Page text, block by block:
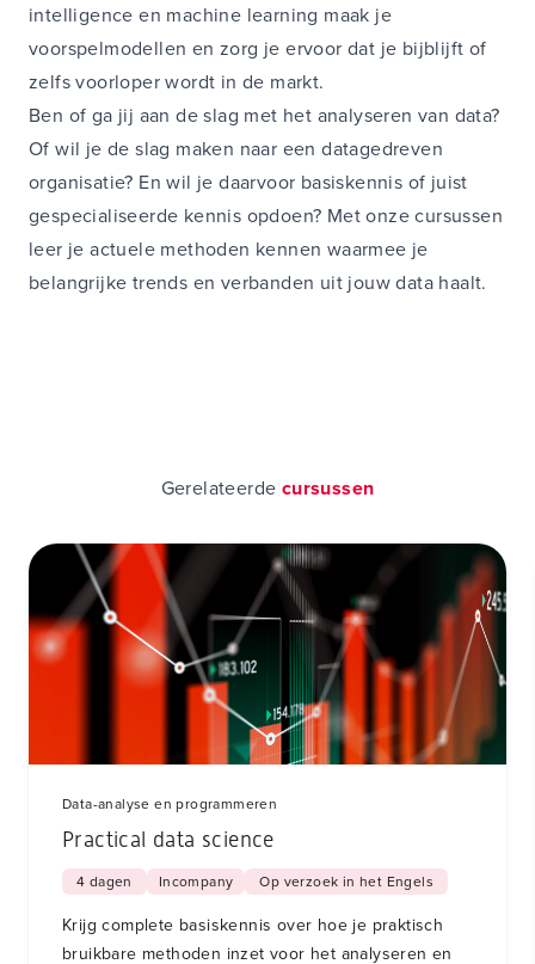
intelligence en machine learning maak je
voorspelmodellen en zorg je ervoor dat je bijblijft of
zelfs voorloper wordt in de markt.
Ben of ga jij aan de slag met het analyseren van data?
Of wil je de slag maken naar een datagedreven
organisatie? En wil je daarvoor basiskennis of juist
gespecialiseerde kennis opdoen? Met onze cursussen
leer je actuele methoden kennen waarmee je
belangrijke trends en verbanden uit jouw data haalt.
Gerelateerde cursussen
Data-analyse en programmeren
Practical data science
4 dagen Incompany Op verzoek in het Engels
Krijg complete basiskennis over hoe je praktisch
bruikbare methoden inzet voor het analyseren en